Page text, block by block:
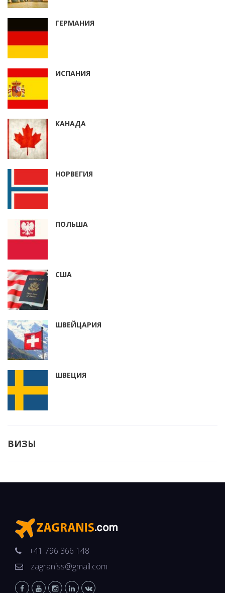
ГЕРМАНИЯ
ИСПАНИЯ
КАНАДА
НОРВЕГИЯ
ПОЛЬША
США
ШВЕЙЦАРИЯ
ШВЕЦИЯ
ВИЗЫ
+41 796 366 148
zagraniss@gmail.com